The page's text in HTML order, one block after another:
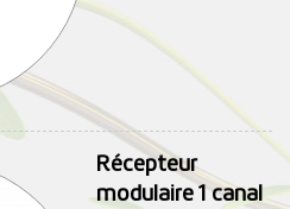
Récepteur
modulaire 1 canal